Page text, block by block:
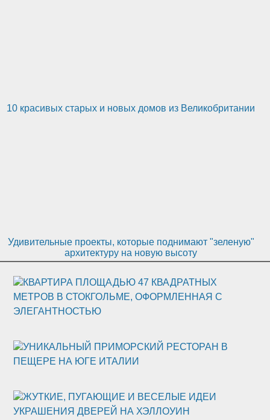
10 красивых старых и новых домов из Великобритании
Удивительные проекты, которые поднимают "зеленую"
архитектуру на новую высоту
КВАРТИРА ПЛОЩАДЬЮ 47 КВАДРАТНЫХ
МЕТРОВ В СТОКГОЛЬМЕ, ОФОРМЛЕННАЯ С
ЭЛЕГАНТНОСТЬЮ
УНИКАЛЬНЫЙ ПРИМОРСКИЙ РЕСТОРАН В
ПЕЩЕРЕ НА ЮГЕ ИТАЛИИ
ЖУТКИЕ, ПУГАЮЩИЕ И ВЕСЕЛЫЕ ИДЕИ
УКРАШЕНИЯ ДВЕРЕЙ НА ХЭЛЛОУИН